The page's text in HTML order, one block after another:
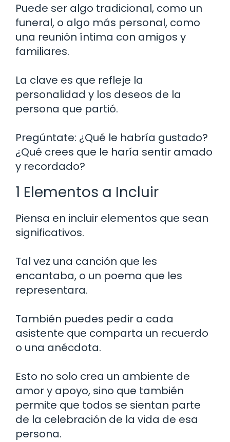
Puede ser algo tradicional, como un
funeral, o algo más personal, como
una reunión íntima con amigos y
familiares.
La clave es que refleje la
personalidad y los deseos de la
persona que partió.
Pregúntate: ¿Qué le habría gustado?
¿Qué crees que le haría sentir amado
y recordado?
1 Elementos a Incluir
Piensa en incluir elementos que sean
significativos.
Tal vez una canción que les
encantaba, o un poema que les
representara.
También puedes pedir a cada
asistente que comparta un recuerdo
o una anécdota.
Esto no solo crea un ambiente de
amor y apoyo, sino que también
permite que todos se sientan parte
de la celebración de la vida de esa
persona.